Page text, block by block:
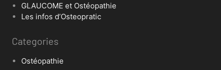
GLAUCOME et Ostéopathie
Les infos d’Osteopratic
Categories
Ostéopathie